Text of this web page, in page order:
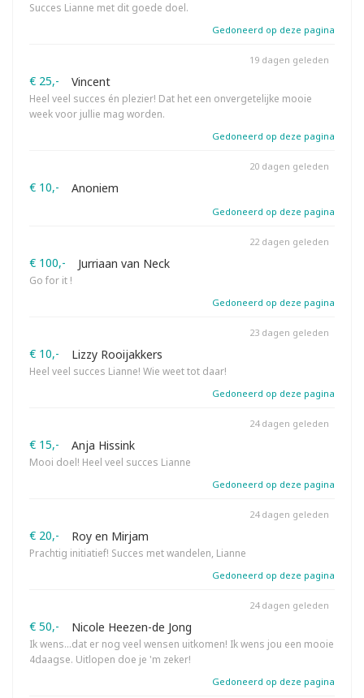
Succes Lianne met dit goede doel.
Gedoneerd op deze pagina
€ 25,- Vincent
Heel veel succes én plezier! Dat het een onvergetelijke mooie
week voor jullie mag worden.
19 dagen geleden
Gedoneerd op deze pagina
€ 10,- Anoniem
20 dagen geleden
Gedoneerd op deze pagina
€ 100,- Jurriaan van Neck
Go for it !
22 dagen geleden
Gedoneerd op deze pagina
€ 10,- Lizzy Rooijakkers
Heel veel succes Lianne! Wie weet tot daar!
23 dagen geleden
Gedoneerd op deze pagina
€ 15,- Anja Hissink
Mooi doel! Heel veel succes Lianne
24 dagen geleden
Gedoneerd op deze pagina
€ 20,- Roy en Mirjam
Prachtig initiatief! Succes met wandelen, Lianne
24 dagen geleden
Gedoneerd op deze pagina
€ 50,- Nicole Heezen-de Jong
Ik wens...dat er nog veel wensen uitkomen! Ik wens jou een mooie
4daagse. Uitlopen doe je 'm zeker!
24 dagen geleden
Gedoneerd op deze pagina